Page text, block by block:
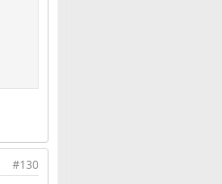
#130